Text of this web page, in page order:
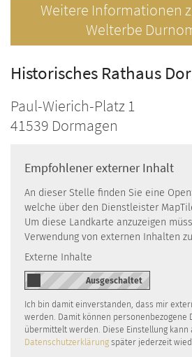
Weitere Informationen
Welterbe
Historisches Rathaus
Paul-Wierich-Platz 1
41539 Dormagen
Empfohlener externer Inhalt
An dieser Stelle finden Sie eine
welche über den Dienstleister
Um diese Landkarte anzuzeigen
Verwendung von externen Inhalten
Externe Inhalte
Ich bin damit einverstanden, dass mir
werden. Damit können personenbezogene
übermittelt werden. Diese Einstellung
Datenschutzerklärung später jederzeit